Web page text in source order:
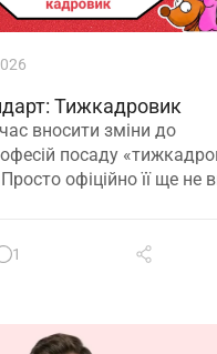
Тижкадровик
вносити зміни до
посаду
офіційно її ще не
1